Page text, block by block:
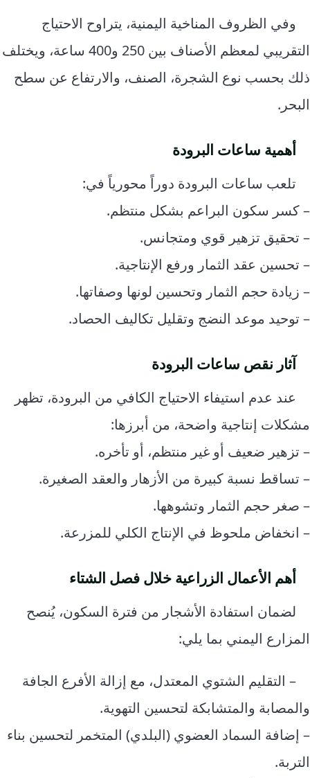
وفي الظروف المناخية اليمنية، يتراوح الاحتياج
التقريبي لمعظم الأصناف بين 250 و400 ساعة، ويختلف
ذلك بحسب نوع الشجرة، الصنف، والارتفاع عن سطح
البحر.
أهمية ساعات البرودة
تلعب ساعات البرودة دوراً محورياً في:
– كسر سكون البراعم بشكل منتظم.
– تحقيق تزهير قوي ومتجانس.
– تحسين عقد الثمار ورفع الإنتاجية.
– زيادة حجم الثمار وتحسين لونها وصفاتها.
– توحيد موعد النضج وتقليل تكاليف الحصاد.
آثار نقص ساعات البرودة
عند عدم استيفاء الاحتياج الكافي من البرودة، تظهر
مشكلات إنتاجية واضحة، من أبرزها:
– تزهير ضعيف أو غير منتظم، أو تأخره.
– تساقط نسبة كبيرة من الأزهار والعقد الصغيرة.
– صغر حجم الثمار وتشوهها.
– انخفاض ملحوظ في الإنتاج الكلي للمزرعة.
أهم الأعمال الزراعية خلال فصل الشتاء
لضمان استفادة الأشجار من فترة السكون، يُنصح
المزارع اليمني بما يلي:
– التقليم الشتوي المعتدل، مع إزالة الأفرع الجافة
والمصابة والمتشابكة لتحسين التهوية.
– إضافة السماد العضوي (البلدي) المتخمر لتحسين بناء
التربة.